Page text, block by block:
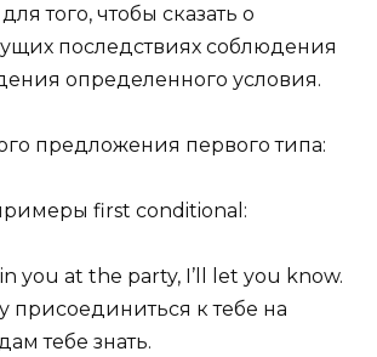
того, чтобы сказать о
последствиях соблюдения
определенного условия.
предложения первого типа:
first conditional:
you at the party, I’ll let you know.
к тебе на
тебе знать.